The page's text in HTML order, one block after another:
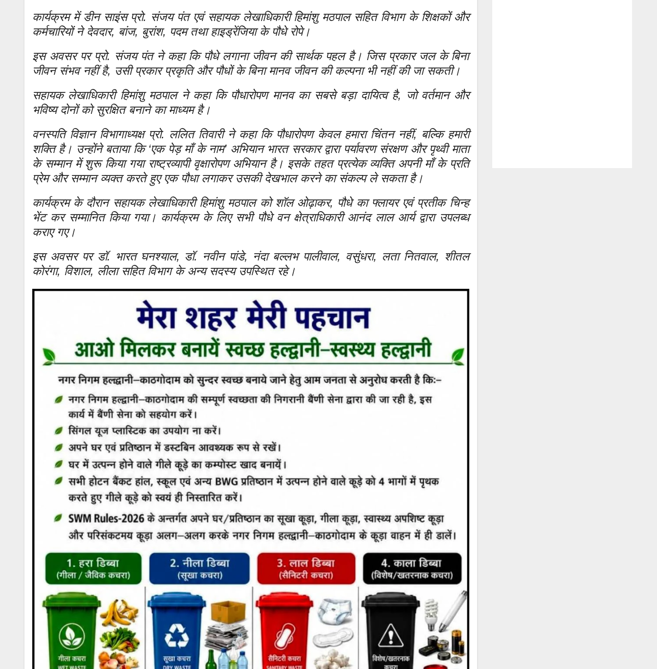
कार्यक्रम में डीन साइंस प्रो. संजय पंत एवं सहायक लेखाधिकारी हिमांशु मठपाल सहित विभाग के शिक्षकों और
कर्मचारियों ने देवदार, बांज, बुरांश, पदम तथा हाइड्रेंजिया के पौधे रोपे।
इस अवसर पर प्रो. संजय पंत ने कहा कि पौधे लगाना जीवन की सार्थक पहल है। जिस प्रकार जल के बिना
जीवन संभव नहीं है, उसी प्रकार प्रकृति और पौधों के बिना मानव जीवन की कल्पना भी नहीं की जा सकती।
सहायक लेखाधिकारी हिमांशु मठपाल ने कहा कि पौधारोपण मानव का सबसे बड़ा दायित्व है, जो वर्तमान और
भविष्य दोनों को सुरक्षित बनाने का माध्यम है।
वनस्पति विज्ञान विभागाध्यक्ष प्रो. ललित तिवारी ने कहा कि पौधारोपण केवल हमारा चिंतन नहीं, बल्कि हमारी
शक्ति है। उन्होंने बताया कि ‘एक पेड़ माँ के नाम’ अभियान भारत सरकार द्वारा पर्यावरण संरक्षण और पृथ्वी माता
के सम्मान में शुरू किया गया राष्ट्रव्यापी वृक्षारोपण अभियान है। इसके तहत प्रत्येक व्यक्ति अपनी माँ के प्रति
प्रेम और सम्मान व्यक्त करते हुए एक पौधा लगाकर उसकी देखभाल करने का संकल्प ले सकता है।
कार्यक्रम के दौरान सहायक लेखाधिकारी हिमांशु मठपाल को शॉल ओढ़ाकर, पौधे का फ्लायर एवं प्रतीक चिन्ह
भेंट कर सम्मानित किया गया। कार्यक्रम के लिए सभी पौधे वन क्षेत्राधिकारी आनंद लाल आर्य द्वारा उपलब्ध
कराए गए।
इस अवसर पर डॉ. भारत घनश्याल, डॉ. नवीन पांडे, नंदा बल्लभ पालीवाल, वसुंधरा, लता नितवाल, शीतल
कोरंगा, विशाल, लीला सहित विभाग के अन्य सदस्य उपस्थित रहे।